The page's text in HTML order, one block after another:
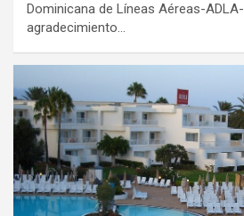
Dominicana de Líneas Aéreas-
agradecimiento…